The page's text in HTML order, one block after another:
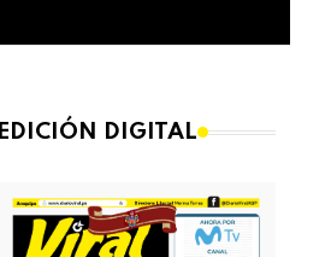
EDICIÓN DIGITAL